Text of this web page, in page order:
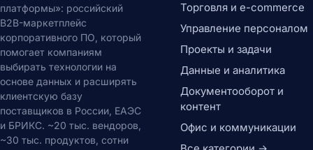
платформы»: российский
B2B-маркетплейс
корпоративного ПО, который
помогает компаниям
выбирать технологии на
основе данных и расширять
клиентскую базу
поставщиков в России, ЕАЭС
и БРИКС. ~20 тыс. вендоров,
~30 тыс. продуктов, сотни
Торговля и e-commerce
Управление персоналом
Проекты и задачи
Данные и аналитика
Документооборот и
контент
Офис и коммуникации